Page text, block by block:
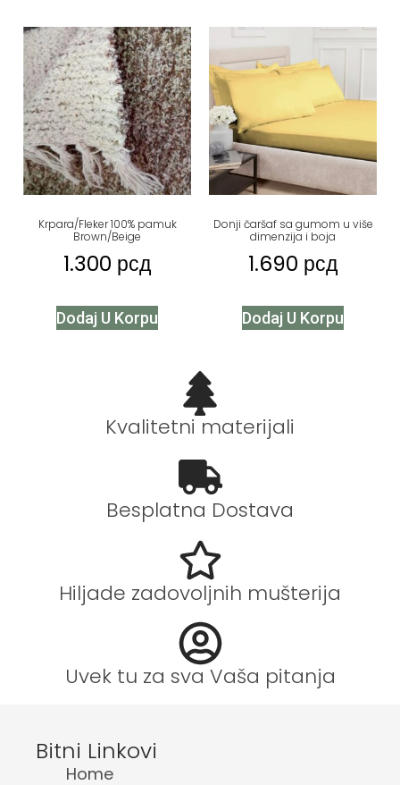
Krpara/Fleker 100% pamuk
Brown/Beige
1.300 рсд
Dodaj U Korpu
Donji čaršaf sa gumom u više
dimenzija i boja
1.690 рсд
Dodaj U Korpu
Kvalitetni materijali
Besplatna Dostava
Hiljade zadovoljnih mušterija
Uvek tu za sva Vaša pitanja
Bitni Linkovi
Home